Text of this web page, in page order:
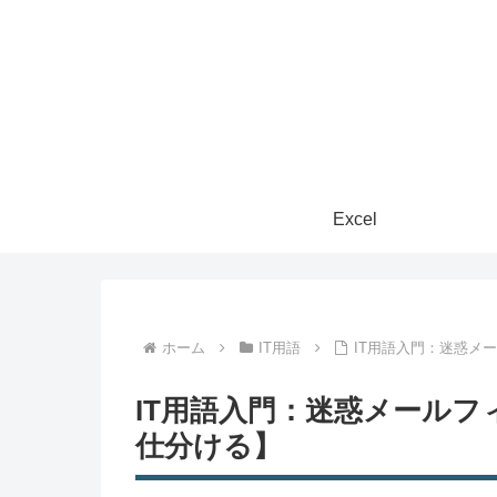
Excel
ホーム IT用語 IT用語入門：迷惑メ
IT用語入門：迷惑メール
仕分ける】